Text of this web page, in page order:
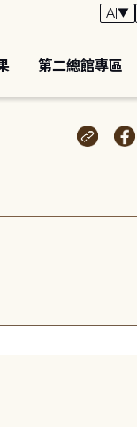
第二總館專區